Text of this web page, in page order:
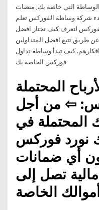
التي خاصة بك; منصات
بدء شركة وساطة الفوركس تعلم
لتعرف كيف تختار افضل
طريق تتبع افضل المتداولين
كيف تبدأ وساطة تداول
فوركس الخاصة بك
المحتملة
⇦ من أجل
المحتملة في
نورد فوركس
أي ضمانات
تصل إلى